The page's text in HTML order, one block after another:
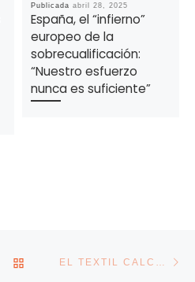
Publicada abril 28, 2025
España, el “infierno”
europeo de la
sobrecualificación:
“Nuestro esfuerzo
nunca es suficiente”
VOLVER A LA LISTA DE